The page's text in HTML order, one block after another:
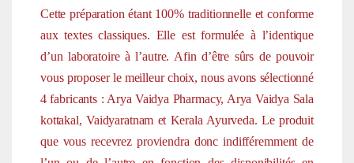
Cette préparation étant 100% traditionnelle et conforme
aux textes classiques. Elle est formulée à l’identique
d’un laboratoire à l’autre. Afin d’être sûrs de pouvoir
vous proposer le meilleur choix, nous avons sélectionné
4 fabricants : Arya Vaidya Pharmacy, Arya Vaidya Sala
kottakal, Vaidyaratnam et Kerala Ayurveda. Le produit
que vous recevrez proviendra donc indifféremment de